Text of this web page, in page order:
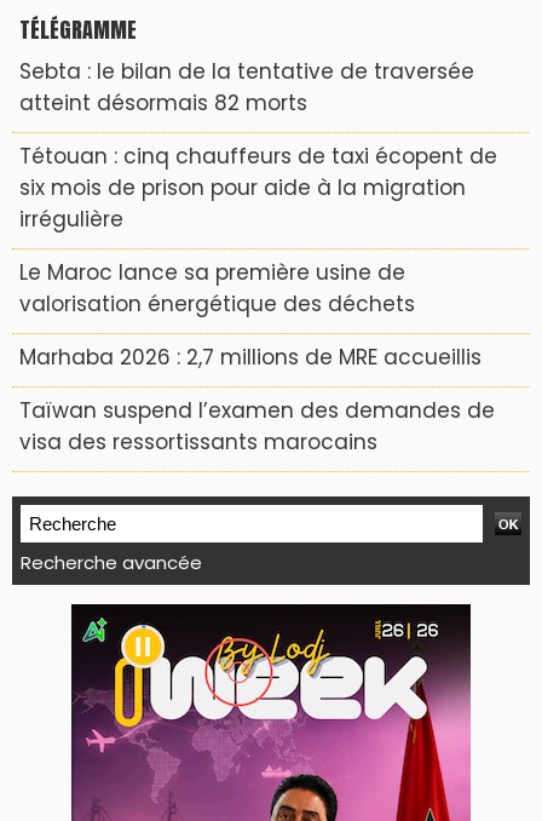
TÉLÉGRAMME
Sebta : le bilan de la tentative de traversée
atteint désormais 82 morts
Tétouan : cinq chauffeurs de taxi écopent de
six mois de prison pour aide à la migration
irrégulière
Le Maroc lance sa première usine de
valorisation énergétique des déchets
Marhaba 2026 : 2,7 millions de MRE accueillis
Taïwan suspend l’examen des demandes de
visa des ressortissants marocains
Recherche avancée